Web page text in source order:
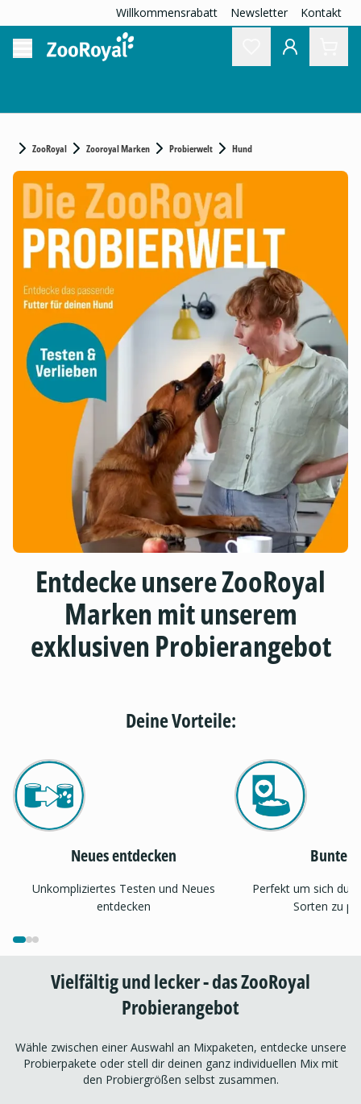
Willkommensrabatt Newsletter Kontakt
ZooRoyal Zooroyal Marken Probierwelt Hund
Entdecke unsere ZooRoyal
Marken mit unserem
exklusiven Probierangebot
Deine Vorteile:
Neues entdecken
Unkompliziertes Testen und Neues
entdecken
Bunter
Perfekt um sich
Sorten zu
Vielfältig und lecker - das ZooRoyal
Probierangebot
Wähle zwischen einer Auswahl an Mixpaketen, entdecke unsere
Probierpakete oder stell dir deinen ganz individuellen Mix mit
den Probiergrößen selbst zusammen.